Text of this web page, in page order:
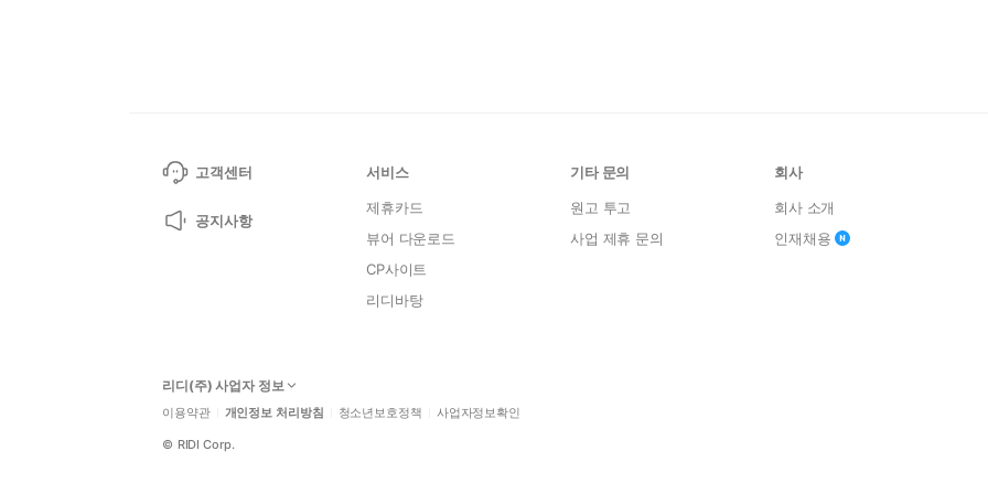
고객센터
공지사항
서비스
제휴카드
뷰어 다운로드
CP사이트
리디바탕
기타 문의
원고 투고
사업 제휴 문의
회사
회사 소개
인재채용
리디(주) 사업자 정보
이용약관 개인정보 처리방침 청소년보호정책 사업자정보확인
© RIDI Corp.